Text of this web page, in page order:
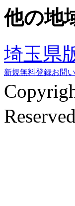
他の地
埼玉県
新規無料登録お問